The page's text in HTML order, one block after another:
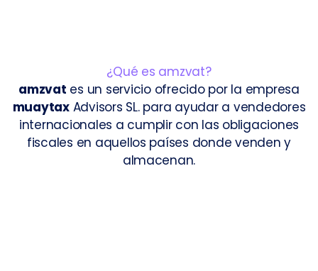
¿Qué es amzvat?
amzvat es un servicio ofrecido por la empresa
muaytaxAdvisors SL. para ayudar a vendedores
internacionales a cumplir con las obligaciones
fiscales en aquellos países donde venden y
almacenan.